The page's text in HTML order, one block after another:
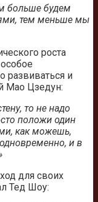
больше будем
тем меньше мы
роста
развиваться и
Мао Цзедун:
то не надо
положи один
как можешь,
и в
для своих
Тед Шоу: